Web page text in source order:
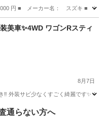
円 ■ メーカー名： スズキ ■
美車✨4WD ワゴンRスティ
8月7日
‼️ 外装サビ少なくすごく綺麗です✨
通らない方へ